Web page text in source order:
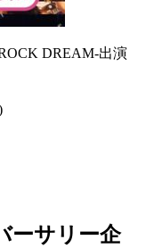
DREAM-出演
ーサリー企